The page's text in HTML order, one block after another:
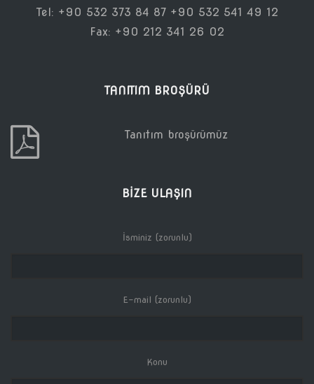
Tel: +90 532 373 84 87 +90 532 541 49 12
Fax: +90 212 341 26 02
TANITIM BROŞÜRÜ
Tanıtım broşürümüz
BIZE ULAŞIN
İsminiz (zorunlu)
E-mail (zorunlu)
Konu